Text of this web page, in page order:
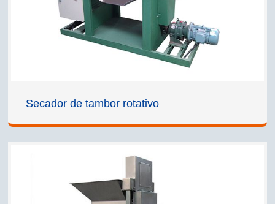
Secador de tambor rotativo